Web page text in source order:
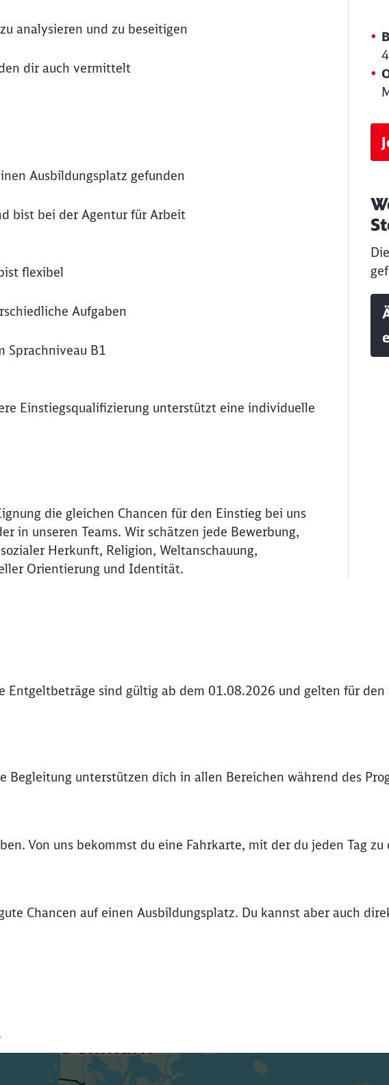
analysieren und zu beseitigen
dir auch vermittelt
Ausbildungsplatz gefunden
bist bei der Agentur für Arbeit
flexibel
Aufgaben
Sprachniveau B1
Einstiegsqualifizierung unterstützt eine individuelle
die gleichen Chancen für den Einstieg bei uns
in unseren Teams. Wir schätzen jede Bewerbung,
Herkunft, Religion, Weltanschauung,
Orientierung und Identität.
Entgeltbeträge sind gültig ab dem 01.08.2026 und gelten für
Begleitung unterstützen dich in allen Bereichen während des
Von uns bekommst du eine Fahrkarte, mit der du jeden Tag
Chancen auf einen Ausbildungsplatz. Du kannst aber auch